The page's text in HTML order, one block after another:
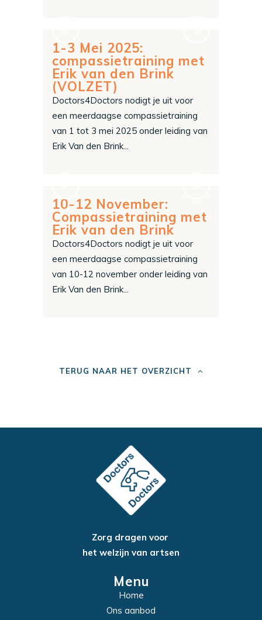
1-3 Mei 2025:
compassietraining met
Erik van den Brink
(VOLZET)
Doctors4Doctors nodigt je uit voor
een meerdaagse compassietraining
van 1 tot 3 mei 2025 onder leiding van
Erik Van den Brink...
10-12 November:
Compassietraining met
Erik van den Brink
Doctors4Doctors nodigt je uit voor
een meerdaagse compassietraining
van 10-12 november onder leiding van
Erik Van den Brink...
TERUG NAAR HET OVERZICHT
Zorg dragen voor
het welzijn van artsen
Menu
Home
Ons aanbod